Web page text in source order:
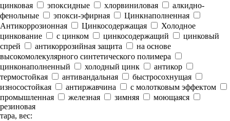
цинковая
эпоксидные хлорвиниловая
алкидно-
фенольные
эпокси-эфирная
Цинкнаполненная
Антикоррозионная
Цинкосодержащая
Холодное
цинкование
с цинком цинкосодержащий
цинковый
спрей
антикоррозийная защита
на основе
высокомолекулярного синтетического полимера
цинконаполненный
холодный цинк
антикор
термостойкая
антивандальная
быстросохнущая
износостойкая
антиржавчина
с молотковым эффектом
промышленная
железная зимняя
моющаяся
резиновая
тара, вес: